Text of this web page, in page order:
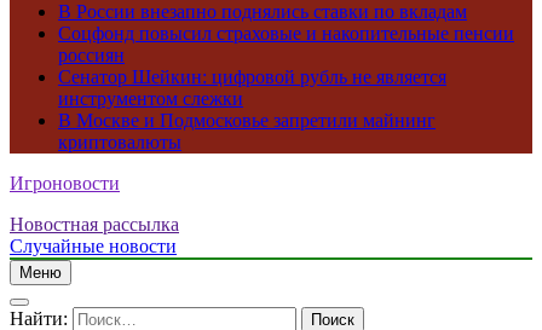
В России внезапно поднялись ставки по вкладам
Соцфонд повысил страховые и накопительные пенсии
россиян
Сенатор Шейкин: цифровой рубль не является
инструментом слежки
В Москве и Подмосковье запретили майнинг
криптовалюты
Игроновости
Новостная рассылка
Случайные новости
Меню
Найти: